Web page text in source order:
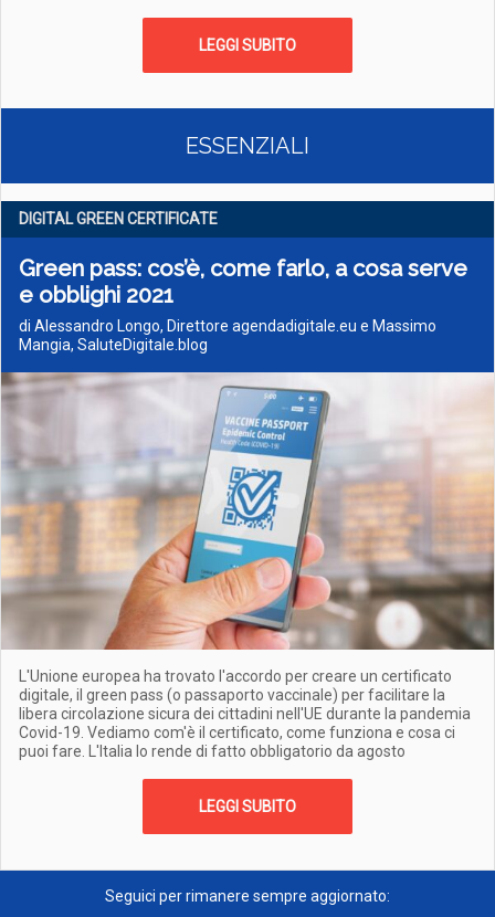
LEGGI SUBITO
ESSENZIALI
DIGITAL GREEN CERTIFICATE
Green pass: cos’è, come farlo, a cosa serve
e obblighi 2021
di Alessandro Longo, Direttore agendadigitale.eu e Massimo
Mangia, SaluteDigitale.blog
L'Unione europea ha trovato l'accordo per creare un certificato
digitale, il green pass (o passaporto vaccinale) per facilitare la
libera circolazione sicura dei cittadini nell'UE durante la pandemia
Covid-19. Vediamo com'è il certificato, come funziona e cosa ci
puoi fare. L'Italia lo rende di fatto obbligatorio da agosto
LEGGI SUBITO
Seguici per rimanere sempre aggiornato: